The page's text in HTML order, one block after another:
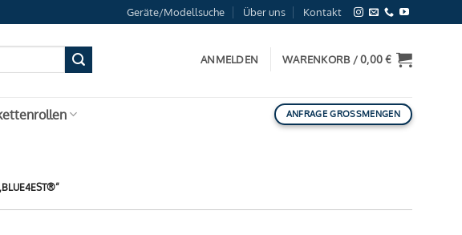
Geräte/Modellsuche Über uns Kontakt
ANMELDEN WARENKORB /0,00€
ANFRAGE GROSSMENGEN